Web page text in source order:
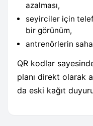
azalması,
seyirciler için
bir görünüm,
antrenörlerin
QR kodlar
planı direkt olarak
da eski kağıt